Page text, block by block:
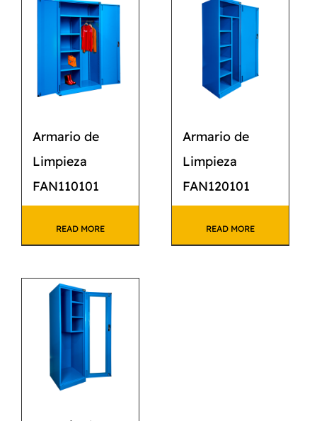
CATÁLOGO
CONTACTO
Armario de
Limpieza
FAN110101
READ MORE
Armario de
Limpieza
FAN120101
READ MORE